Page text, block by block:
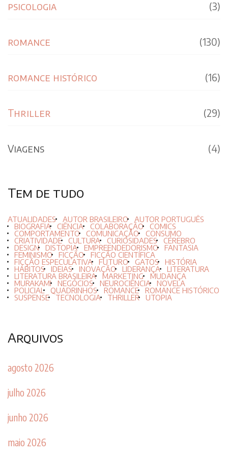
psicologia (3)
romance (130)
romance histórico (16)
Thriller (29)
Viagens (4)
Tem de tudo
ATUALIDADES AUTOR BRASILEIRO AUTOR PORTUGUÊS
BIOGRAFIA CIÊNCIA COLABORAÇÃO COMICS
COMPORTAMENTO COMUNICAÇÃO CONSUMO
CRIATIVIDADE CULTURA CURIOSIDADES CÉREBRO
DESIGN DISTOPIA EMPREENDEDORISMO FANTASIA
FEMINISMO FICÇÃO FICÇÃO CIENTÍFICA
FICÇÃO ESPECULATIVA FUTURO GATOS HISTÓRIA
HÁBITOS IDEIAS INOVAÇÃO LIDERANÇA LITERATURA
LITERATURA BRASILEIRA MARKETING MUDANÇA
MURAKAMI NEGÓCIOS NEUROCIÊNCIA NOVELA
POLICIAL QUADRINHOS ROMANCE ROMANCE HISTÓRICO
SUSPENSE TECNOLOGIA THRILLER UTOPIA
Arquivos
agosto 2026
julho 2026
junho 2026
maio 2026